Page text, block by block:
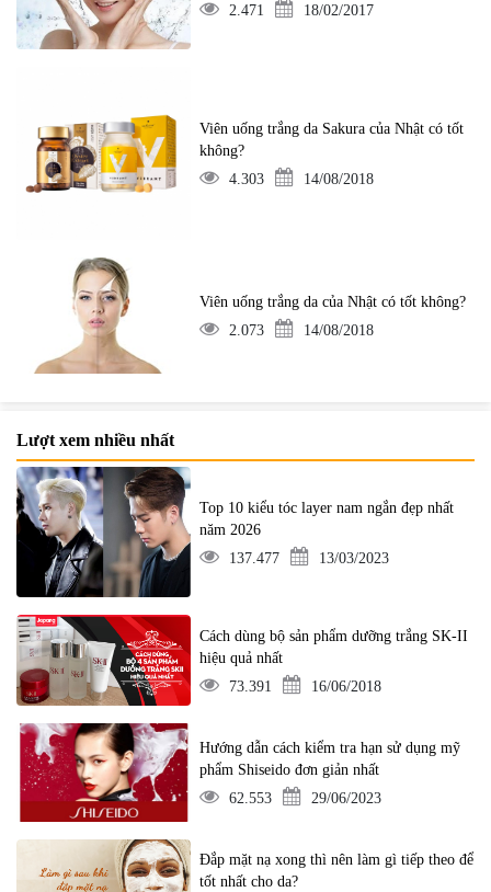
2.471
18/02/2017
Viên uống trắng da Sakura của Nhật có tốt
không?
4.303
14/08/2018
Viên uống trắng da của Nhật có tốt không?
2.073
14/08/2018
Lượt xem nhiều nhất
Top 10 kiểu tóc layer nam ngắn đẹp nhất
năm 2026
137.477
13/03/2023
Cách dùng bộ sản phẩm dưỡng trắng SK-II
hiệu quả nhất
73.391
16/06/2018
Hướng dẫn cách kiểm tra hạn sử dụng mỹ
phẩm Shiseido đơn giản nhất
62.553
29/06/2023
Đắp mặt nạ xong thì nên làm gì tiếp theo để
tốt nhất cho da?